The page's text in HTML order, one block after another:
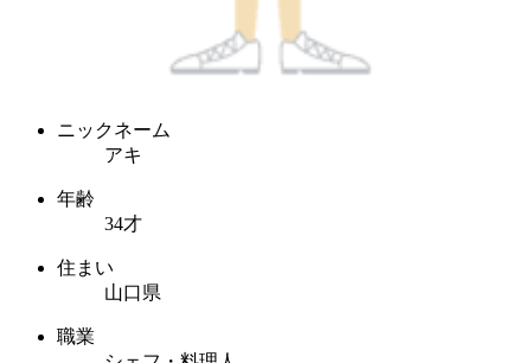
ニックネーム
アキ
年齢
34才
住まい
山口県
職業